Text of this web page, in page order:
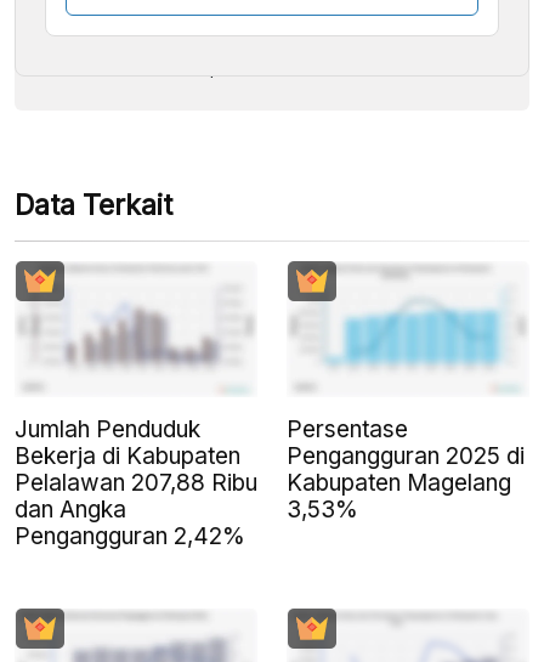
Beberapa metode pembayaran masih dalam
Data Terkait
Jumlah Penduduk
Bekerja di Kabupaten
Pelalawan 207,88 Ribu
dan Angka
Pengangguran 2,42%
Persentase
Pengangguran 2025 di
Kabupaten Magelang
3,53%